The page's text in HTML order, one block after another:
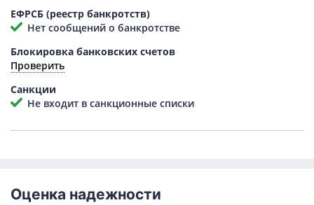
ЕФРСБ (реестр банкротств)
Нет сообщений о банкротстве
Блокировка банковских счетов
Проверить
Санкции
Не входит в санкционные списки
Оценка надежности